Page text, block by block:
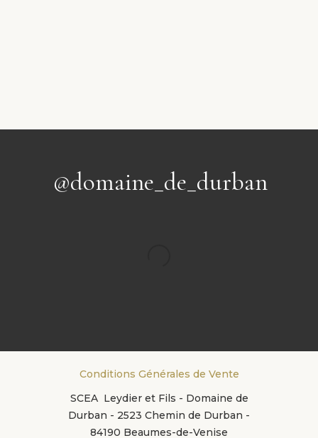
@domaine_de_durban
Conditions Générales de Vente
SCEA Leydier et Fils - Domaine de
Durban - 2523 Chemin de Durban -
84190 Beaumes-de-Venise